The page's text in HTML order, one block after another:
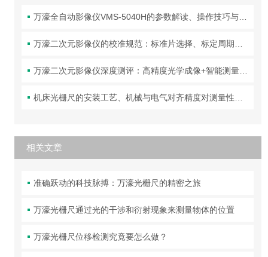
万濠全自动影像仪VMS-5040H的参数解读、操作技巧与维护全攻略
万濠二次元影像仪的校准规范：标准片选择、标定周期与精度验证方法
万濠二次元影像仪深度测评：高精度光学成像+智能测量，让复杂工件的尺寸检测变得又快又准！
机床光栅尺的安装工艺、机械与电气对齐精度对测量性能的影响分析
相关文章
准确跃动的科技脉搏：万濠光栅尺的精密之旅
万濠光栅尺通过光的干涉和衍射现象来测量物体的位置
万濠光栅尺位移检测究竟要怎么做？